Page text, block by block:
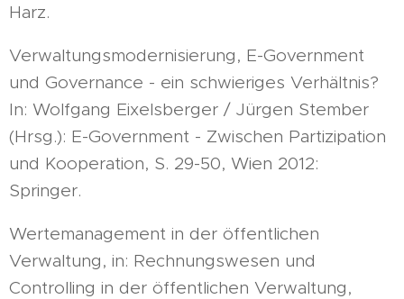
Harz.
Verwaltungsmodernisierung, E-Government
und Governance - ein schwieriges Verhältnis?
In: Wolfgang Eixelsberger / Jürgen Stember
(Hrsg.): E-Government - Zwischen Partizipation
und Kooperation, S. 29-50, Wien 2012:
Springer.
Wertemanagement in der öffentlichen
Verwaltung, in: Rechnungswesen und
Controlling in der öffentlichen Verwaltung,